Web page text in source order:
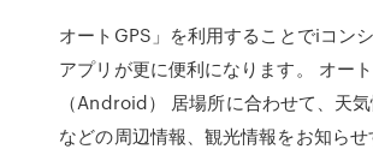
オートGPS」を利用することでiコン
アプリが更に便利になります。 オー
（Android） 居場所に合わせて、天
などの周辺情報、観光情報をお知らせ